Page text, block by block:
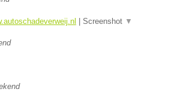
| Screenshot ▼